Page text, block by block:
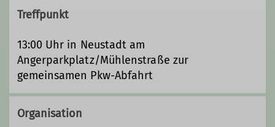
Treffpunkt
13:00 Uhr in Neustadt am
Angerparkplatz/Mühlenstraße zur
gemeinsamen Pkw-Abfahrt
Organisation